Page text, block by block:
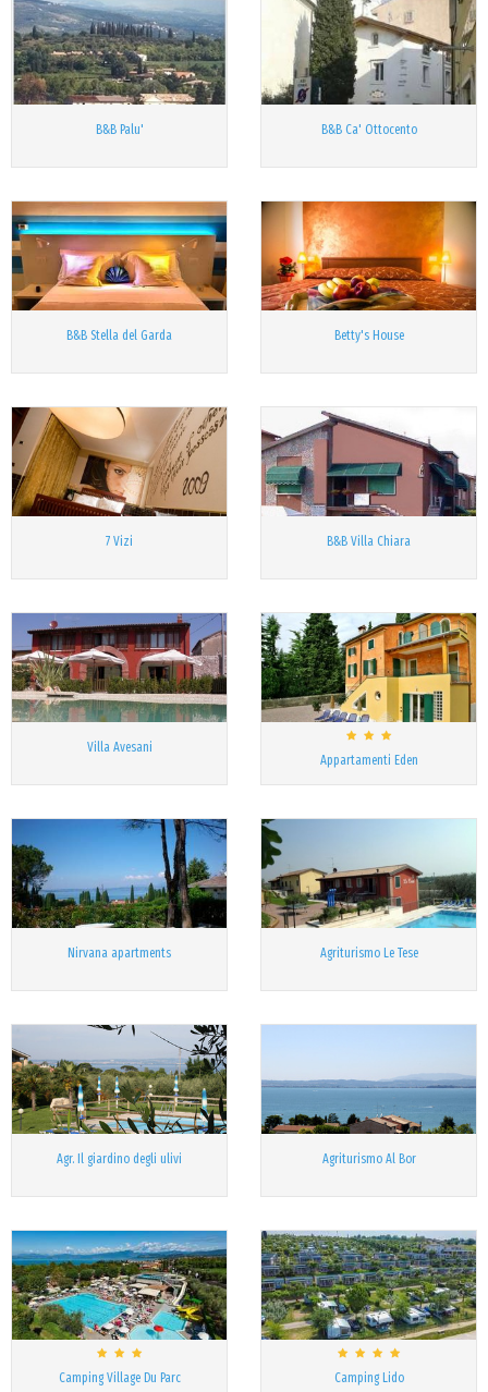
B&B Palu' B&B Ca' Ottocento
B&B Stella del Garda Betty's House
7 Vizi B&B Villa Chiara
Villa Avesani
Appartamenti Eden
Nirvana apartments Agriturismo Le Tese
Agr. Il giardino degli ulivi Agriturismo Al Bor
Camping Village Du Parc Camping Lido